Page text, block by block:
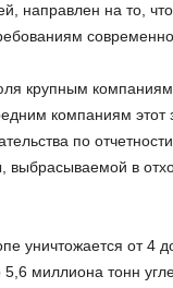
направлен на то,
крупным компаниям
компаниям этот
по
выбрасываемой в
уничтожается от 4
миллиона тонн